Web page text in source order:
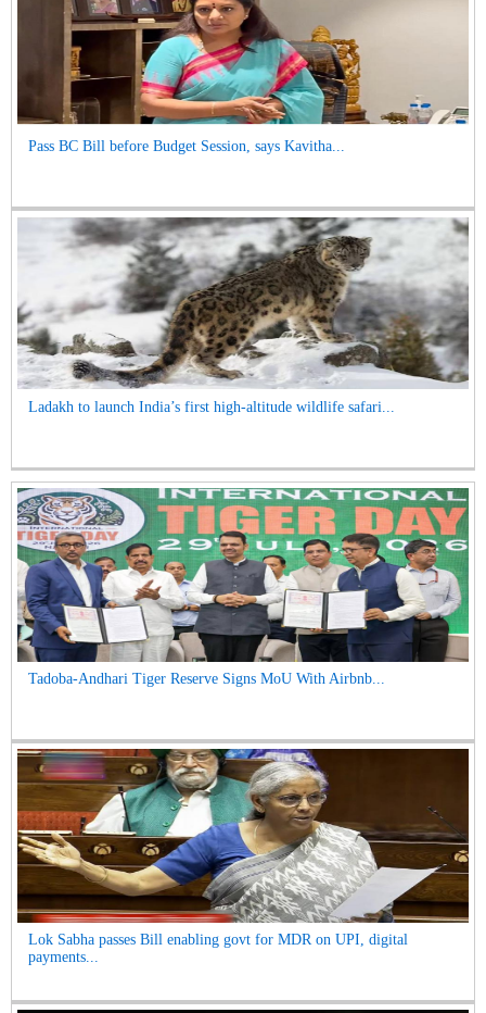
Pass BC Bill before Budget Session, says Kavitha...
Ladakh to launch India’s first high-altitude wildlife safari...
Tadoba-Andhari Tiger Reserve Signs MoU With Airbnb...
Lok Sabha passes Bill enabling govt for MDR on UPI, digital
payments...